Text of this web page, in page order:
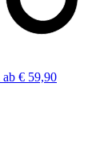
ab € 59,90